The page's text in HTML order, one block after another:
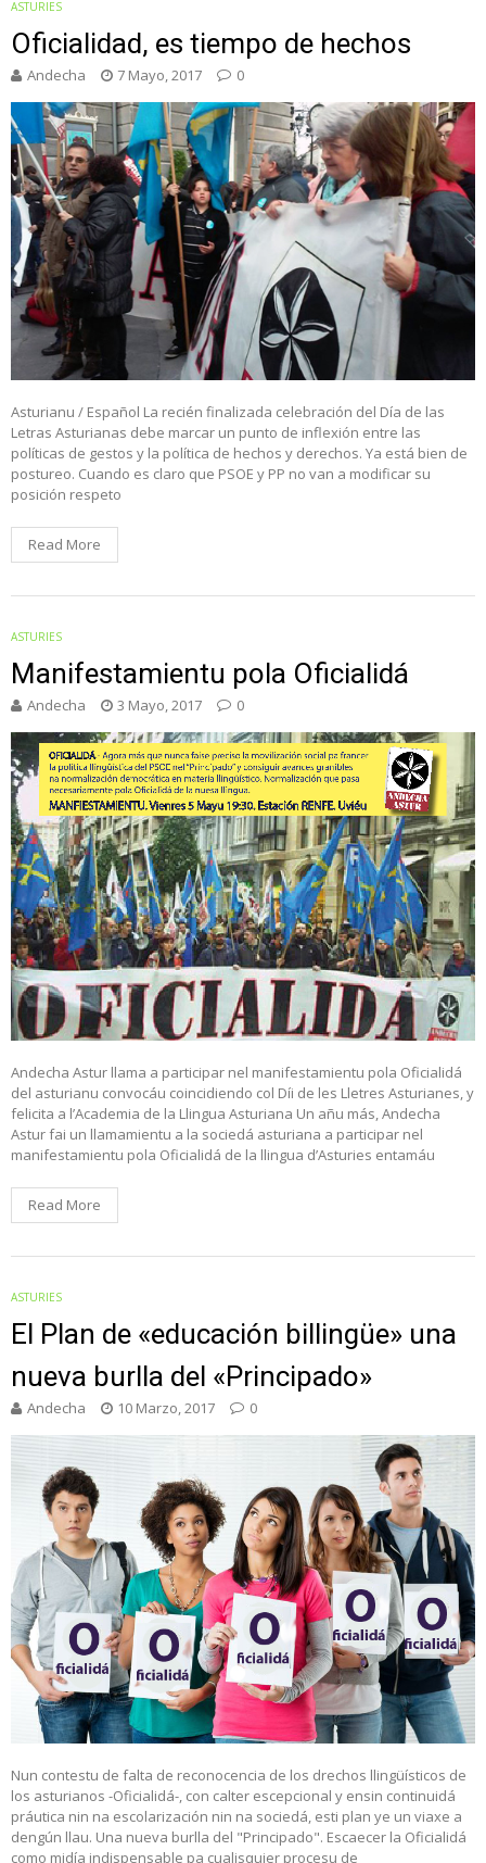
ASTURIES
Oficialidad, es tiempo de hechos
Andecha 7 Mayo, 2017 0
Asturianu / Español La recién finalizada celebración del Día de las
Letras Asturianas debe marcar un punto de inflexión entre las
políticas de gestos y la política de hechos y derechos. Ya está bien de
postureo. Cuando es claro que PSOE y PP no van a modificar su
posición respeto
Read More
ASTURIES
Manifestamientu pola Oficialidá
Andecha 3 Mayo, 2017 0
Andecha Astur llama a participar nel manifestamientu pola Oficialidá
del asturianu convocáu coincidiendo col Díi de les Lletres Asturianes, y
felicita a l’Academia de la Llingua Asturiana Un añu más, Andecha
Astur fai un llamamientu a la sociedá asturiana a participar nel
manifestamientu pola Oficialidá de la llingua d’Asturies entamáu
Read More
ASTURIES
El Plan de «educación billingüe» una
nueva burlla del «Principado»
Andecha 10 Marzo, 2017 0
Nun contestu de falta de reconocencia de los drechos llingüísticos de
los asturianos -Oficialidá-, con calter escepcional y ensin continuidá
práutica nin na escolarización nin na sociedá, esti plan ye un viaxe a
dengún llau. Una nueva burlla del "Principado". Escaecer la Oficialidá
como midía indispensable pa cualisquier procesu de